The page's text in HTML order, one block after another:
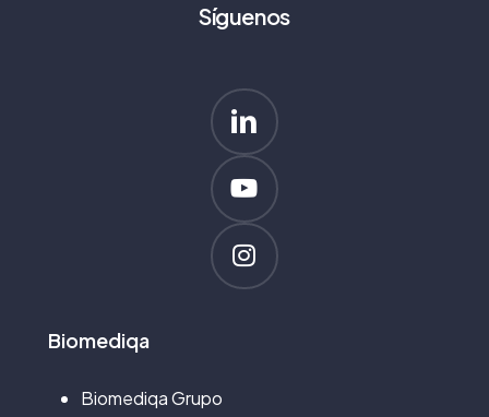
Síguenos
Biomediqa
Biomediqa Grupo